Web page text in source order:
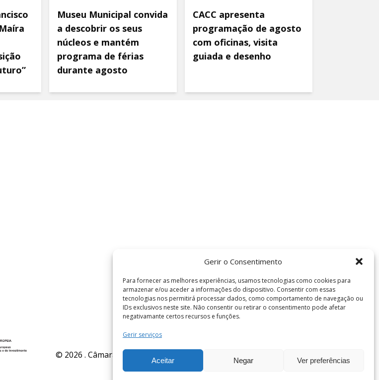
Gerir o Consentimento
Para fornecer as melhores experiências, usamos tecnologias como cookies para
armazenar e/ou aceder a informações do dispositivo. Consentir com essas
tecnologias nos permitirá processar dados, como comportamento de navegação ou
IDs exclusivos neste site. Não consentir ou retirar o consentimento pode afetar
negativamante certos recursos e funções.
Gerir serviços
Aceitar Negar Ver preferências
Museu Municipal convida
a descobrir os seus
núcleos e mantém
programa de férias
durante agosto
CACC apresenta
programação de agosto
com oficinas, visita
guiada e desenho
© 2026 . Câmara Municipal de Coimbra . Todos os direitos reservados.